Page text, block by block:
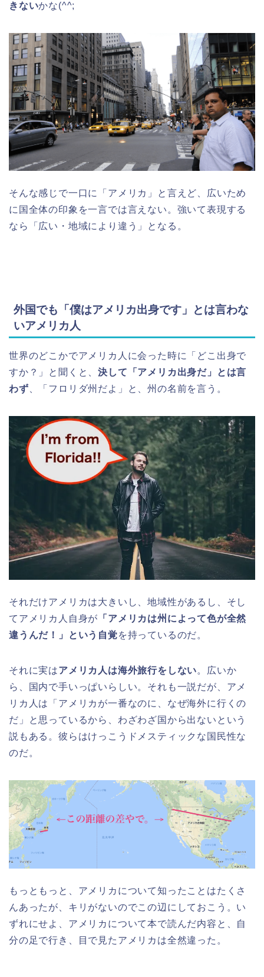
きないかな(^^;
そんな感じで一口に「アメリカ」と言えど、広いため
に国全体の印象を一言では言えない。強いて表現する
なら「広い・地域により違う」となる。
外国でも「僕はアメリカ出身です」とは言わな
いアメリカ人
世界のどこかでアメリカ人に会った時に「どこ出身で
すか？」と聞くと、決して「アメリカ出身だ」とは言
わず 、「フロリダ州だよ」と、州の名前を言う。
それだけアメリカは大きいし、地域性があるし、そし
てアメリカ人自身が 「アメリカは州によって色が全然
違うんだ！」という自覚を持っているのだ。
それに実はアメリカ人は海外旅行をしない。広いか
ら、国内で手いっぱいらしい。それも一説だが、アメ
リカ人は「アメリカが一番なのに、なぜ海外に行くの
だ」と思っているから、わざわざ国から出ないという
説もある。彼らはけっこうドメスティックな国民性な
のだ。
もっともっと、アメリカについて知ったことはたくさ
んあったが、キリがないのでこの辺にしておこう。い
ずれにせよ、アメリカについて本で読んだ内容と、自
分の足で行き、目で見たアメリカは全然違った。